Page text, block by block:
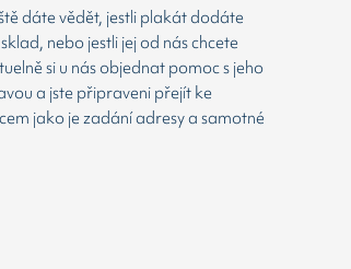
dáte vědět, jestli plakát dodáte
nebo jestli jej od nás chcete
si u nás objednat pomoc s jeho
a jste připraveni přejít ke
jako je zadání adresy a samotné